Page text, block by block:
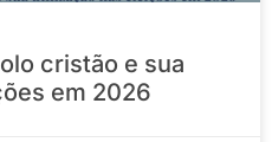
cristão e sua
em 2026